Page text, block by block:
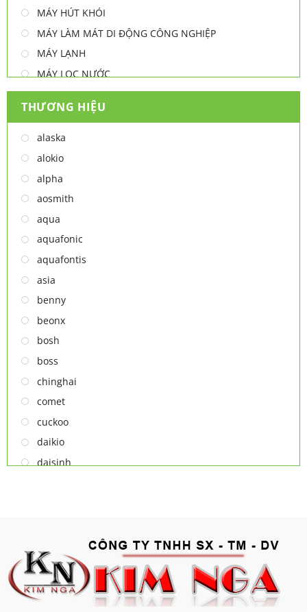
MÁY HÚT KHÓI
MÁY LÀM MÁT DI ĐỘNG CÔNG NGHIỆP
MÁY LẠNH
MÁY LỌC NƯỚC
MÁY NƯỚC NÓNG
MÁY NƯỚC NÓNG - LẠNH
MÁY SẤY TAY
MÁY XAY ĐA NĂNG
NỒI CHIÊN
NỒI CHIÊN
Thiết bị lọc nước
TỦ ĐÔNG
TỦ MÁT
TỦ RƯỢU
LÒ VI SÓNG
MÁY LỌC KHÔNG KHÍ
MÁY NƯỚC NÓNG LẠNH
NỒI CƠM ĐIỆN
QUẠT ĐIỆN
THƯƠNG HIỆU
alaska
alokio
alpha
aosmith
aqua
aquafonic
aquafontis
asia
benny
beonx
bosh
boss
chinghai
comet
cuckoo
daikio
daisinh
ifan
jatec
jiplai